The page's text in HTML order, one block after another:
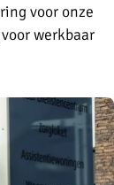
voor onze
werkbaar